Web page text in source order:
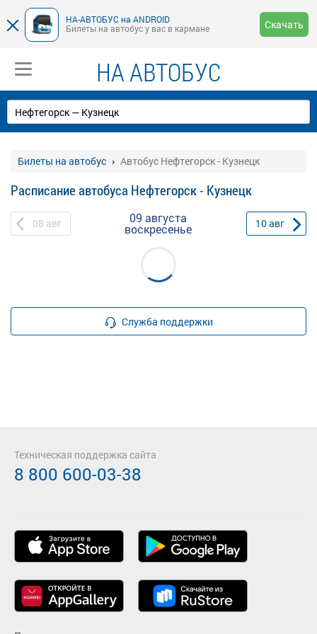
НА-АВТОБУС на ANDROID
Билеты на автобус у вас в кармане
Скачать
НА АВТОБУС
Билеты на автобус Автобус Нефтегорск - Кузнецк
Расписание автобуса Нефтегорск - Кузнецк
08 авг 09 августа
воскресенье 10авг
Служба поддержки
Техническая поддержка сайта
8 800 600-03-38